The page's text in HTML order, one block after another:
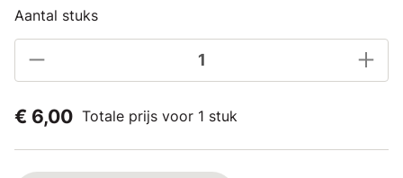
Aantal stuks
€ 6,00 Totale prijs voor 1 stuk